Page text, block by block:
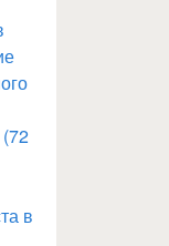
(72
в